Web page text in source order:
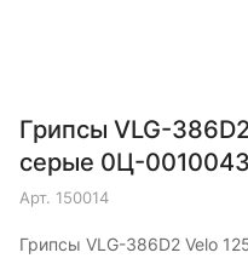
Грипсы VLG-
серые 0Ц-
Арт. 150014
Грипсы VLG-386D2 Velo